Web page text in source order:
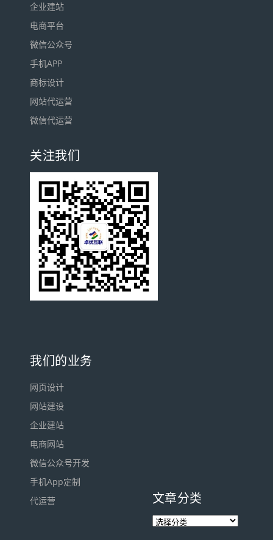
企业建站
电商平台
微信公众号
手机APP
商标设计
网站代运营
微信代运营
关注我们
我们的业务
网页设计
网站建设
企业建站
电商网站
微信公众号开发
手机App定制
代运营
文章分类